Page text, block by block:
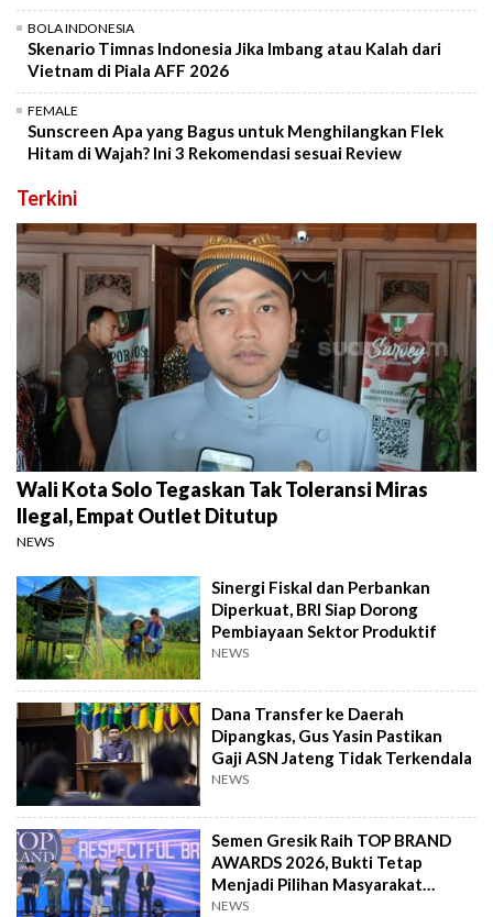
BOLA INDONESIA
Skenario Timnas Indonesia Jika Imbang atau Kalah dari
Vietnam di Piala AFF 2026
FEMALE
Sunscreen Apa yang Bagus untuk Menghilangkan Flek
Hitam di Wajah? Ini 3 Rekomendasi sesuai Review
Terkini
Wali Kota Solo Tegaskan Tak Toleransi Miras
Ilegal, Empat Outlet Ditutup
NEWS
Sinergi Fiskal dan Perbankan
Diperkuat, BRI Siap Dorong
Pembiayaan Sektor Produktif
NEWS
Dana Transfer ke Daerah
Dipangkas, Gus Yasin Pastikan
Gaji ASN Jateng Tidak Terkendala
NEWS
Semen Gresik Raih TOP BRAND
AWARDS 2026, Bukti Tetap
Menjadi Pilihan Masyarakat
Indonesia
NEWS